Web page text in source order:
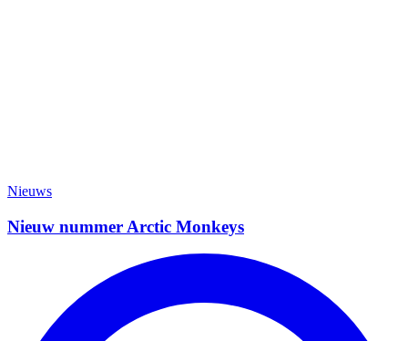
Nieuws
Nieuw nummer Arctic Monkeys